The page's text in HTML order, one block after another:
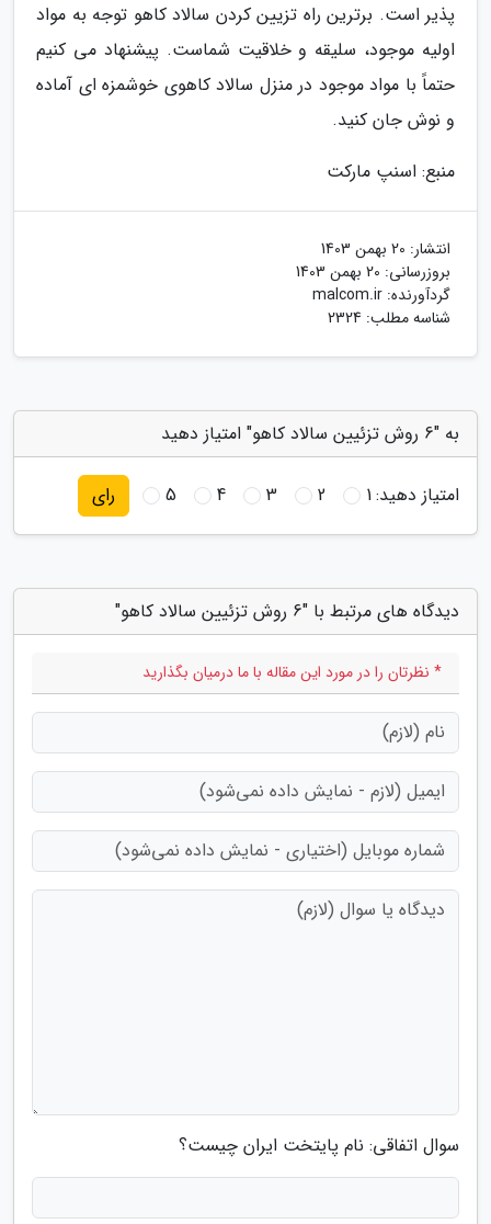
پذیر است. برترین راه تزیین کردن سالاد کاهو توجه به مواد
اولیه موجود، سلیقه و خلاقیت شماست. پیشنهاد می کنیم
حتماً با مواد موجود در منزل سالاد کاهوی خوشمزه ای آماده
و نوش جان کنید.
منبع: اسنپ مارکت
انتشار: 20 بهمن 1403
بروزرسانی: 20 بهمن 1403
گردآورنده: malcom.ir
شناسه مطلب: 2324
به "6 روش تزئیین سالاد کاهو" امتیاز دهید
امتیاز دهید:1
2
3
4
5 رای
دیدگاه های مرتبط با "6 روش تزئیین سالاد کاهو"
* نظرتان را در مورد این مقاله با ما درمیان بگذارید
سوال اتفاقی: نام پایتخت ایران چیست؟